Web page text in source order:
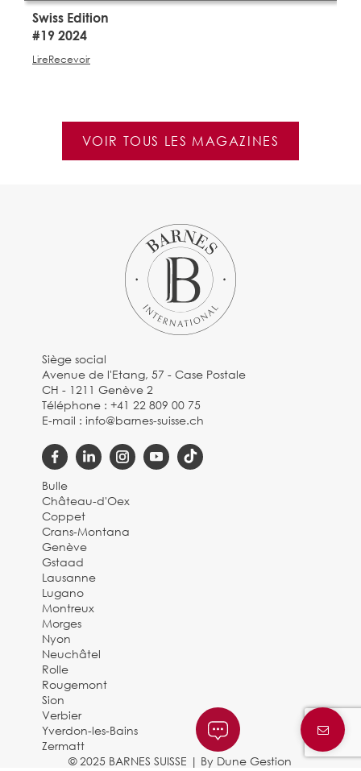
Swiss Edition
#19 2024
LireRecevoir
VOIR TOUS LES MAGAZINES
Siège social
Avenue de l'Etang, 57 - Case Postale
CH - 1211 Genève 2
Téléphone :+41 22 809 00 75
E-mail :info@barnes-suisse.ch
Bulle
Château-d'Oex
Coppet
Crans-Montana
Genève
Gstaad
Lausanne
Lugano
Montreux
Morges
Nyon
Neuchâtel
Rolle
Rougemont
Sion
Verbier
Yverdon-les-Bains
Zermatt
© 2025 BARNES SUISSE | By Dune Gestion